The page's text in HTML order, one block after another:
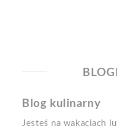
Blog kulinarny
Jesteś na wakacjach